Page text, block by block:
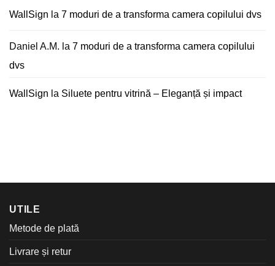
WallSign la 7 moduri de a transforma camera copilului dvs
Daniel A.M. la 7 moduri de a transforma camera copilului
dvs
WallSign la Siluete pentru vitrină – Eleganță și impact
UTILE
Metode de plată
Livrare și retur